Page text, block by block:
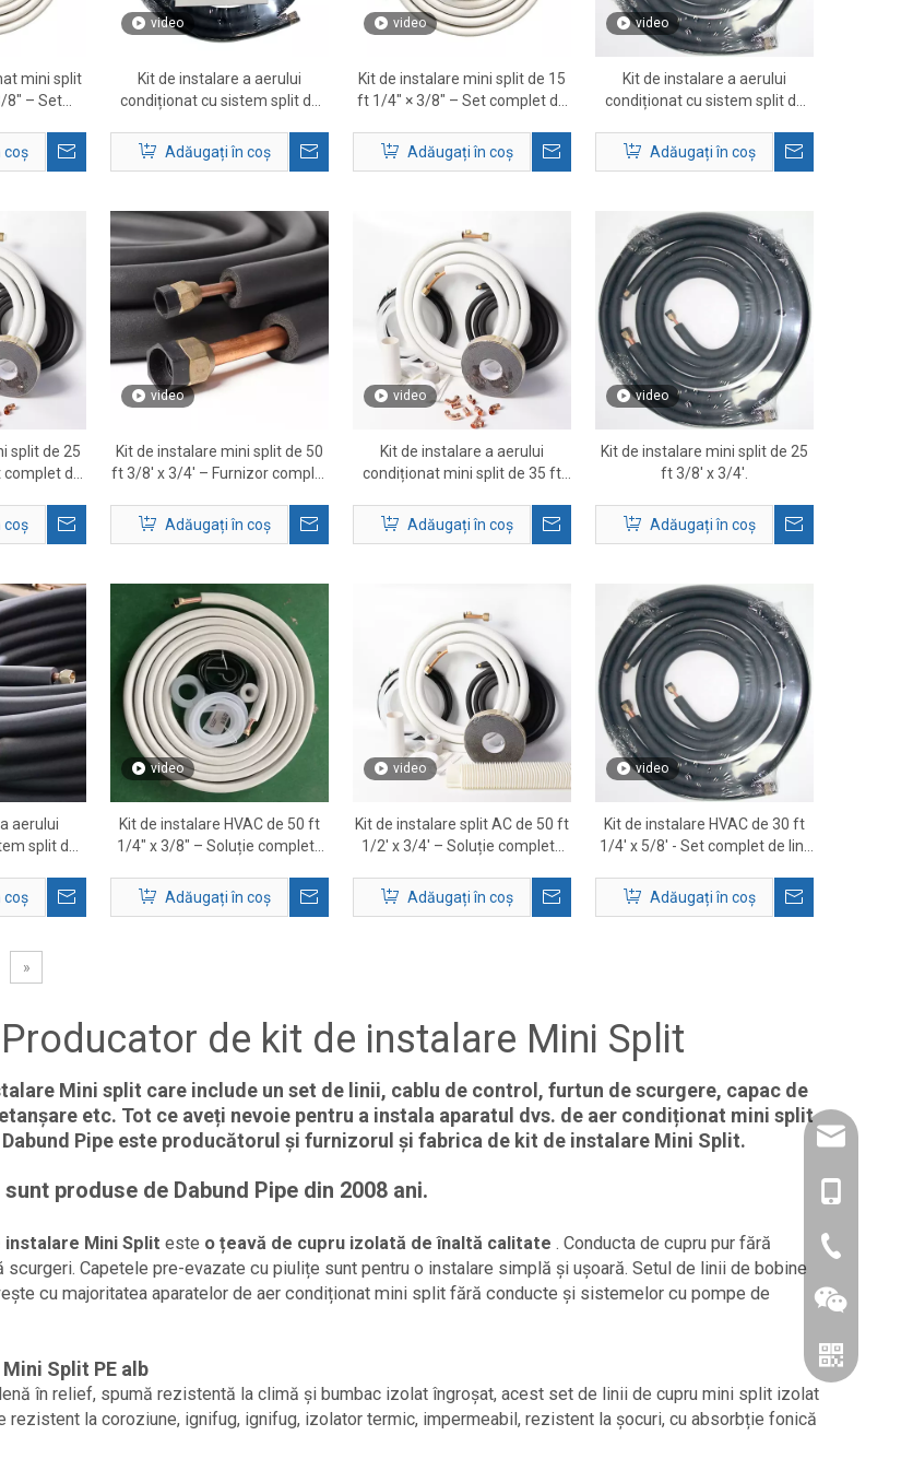
mini split
8″ – Set
coș
video
Kit de instalare a aerului
condiționat cu sistem split de
Adăugați în coș
video
Kit de instalare mini split de 15
ft 1/4″ × 3/8″ – Set complet de
Adăugați în coș
video
Kit de instalare a aerului
condiționat cu sistem split de
Adăugați în coș
split de 25
de
coș
video
Kit de instalare mini split de 50
ft 3/8' x 3/4' – Furnizor complet
HVAC
Adăugați în coș
video
Kit de instalare a aerului
condiționat mini split de 35 ft
HVAC
Adăugați în coș
video
Kit de instalare mini split de 25
ft 3/8' x 3/4'.
Adăugați în coș
aerului
split de
de linii de
coș
video
Kit de instalare HVAC de 50 ft
1/4″ x 3/8″ – Soluție completă
de aer condiționat
Adăugați în coș
video
Kit de instalare split AC de 50 ft
1/2' x 3/4' – Soluție completă
Adăugați în coș
video
Kit de instalare HVAC de 30 ft
1/4' x 5/8' - Set complet de linii
Adăugați în coș
»
Producator de kit de instalare Mini Split
Mini split care include un set de linii, cablu de control, furtun de scurgere, capac de
etc. Tot ce aveți nevoie pentru a instala aparatul dvs. de aer condiționat mini split
Dabund Pipe este producătorul și furnizorul și fabrica de kit de instalare Mini Split.
produse de Dabund Pipe din 2008 ani.
instalare Mini Split este o țeavă de cupru izolată de înaltă calitate . Conducta de cupru pur fără
scurgeri. Capetele pre-evazate cu piulițe sunt pentru o instalare simplă și ușoară. Setul de linii de bobine
cu majoritatea aparatelor de aer condiționat mini split fără conducte și sistemelor cu pompe de
Split PE alb
în relief, spumă rezistentă la climă și bumbac izolat îngroșat, acest set de linii de cupru mini split izolat
rezistent la coroziune, ignifug, ignifug, izolator termic, impermeabil, rezistent la șocuri, cu absorbție fonică
86-